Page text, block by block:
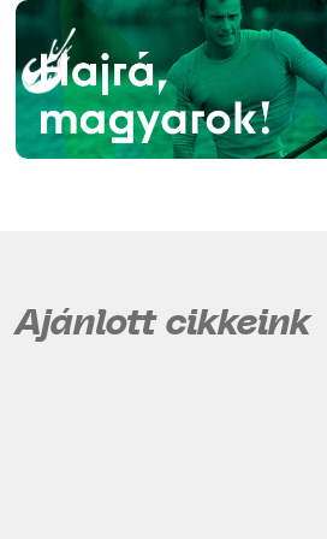
Ajánlott cikkeink